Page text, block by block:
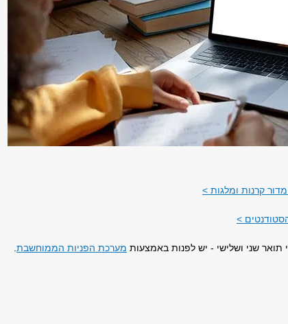
קרנות ומלגות >
>
תואר שני ושלישי - יש לפנות באמצעות מערכת הפניות הממוחשבת